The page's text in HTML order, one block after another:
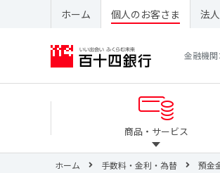
ホーム 個人のお客さま 法
金融機
商品・サービス
ホーム 手数料・金利・為替 預金